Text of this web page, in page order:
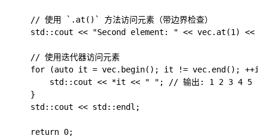
    // 使用 `.at()` 方法访问元素（带边界检查）
std::cout << "Second element: " << vec.at(1) <<
    // 使用迭代器访问元素
for (auto it = vec.begin(); it != vec.end();
        std::cout << *it << " "; // 输出: 1 2 3 4 5
    }
    std::cout << std::endl;
    return 0;